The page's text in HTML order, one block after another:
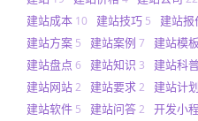
建站成本 10 建站技巧 5 建站报
建站方案 5 建站案例 7 建站模板
建站盘点 6 建站知识 3 建站科
建站网站2 建站要求2 建站计划
建站软件 5 建站问答2 开发小